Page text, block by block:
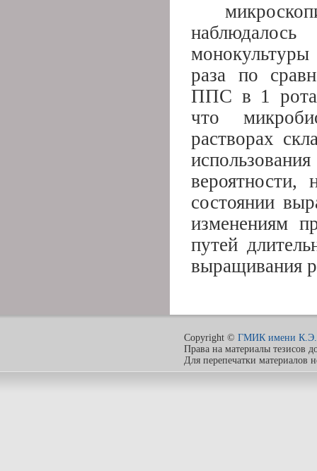
наблюдалось
раза по
ППС в 1
что
растворах
состоянии
изменениям
путей
выращивания
Copyright © ГМИК имени К.Э.
Права на материалы тезисов
Для перепечатки материалов